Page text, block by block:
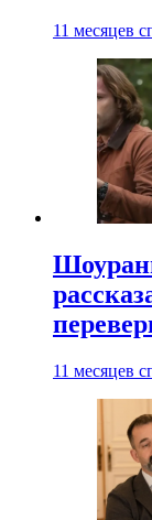
11 месяцев
11 месяцев